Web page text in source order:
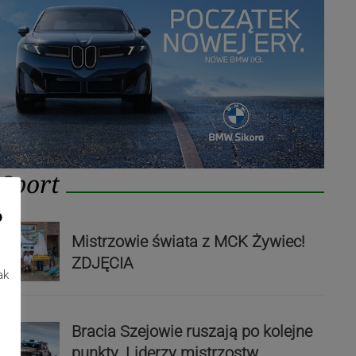
Sport
Mistrzowie świata z MCK Żywiec!
ZDJĘCIA
Bracia Szejowie ruszają po kolejne